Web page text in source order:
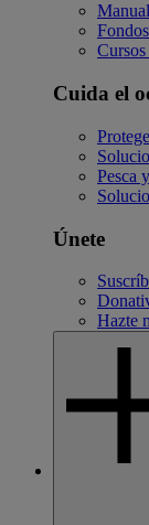
Cuida el
Pesca
Únete
Hazte